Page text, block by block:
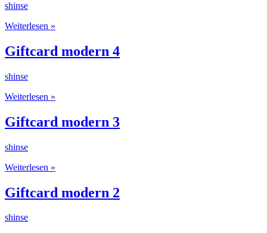
shinse
Giftcard
6
Weiterlesen »
Giftcard modern 4
shinse
Giftcard
4
Weiterlesen »
Giftcard modern 3
shinse
Giftcard
3
Weiterlesen »
Giftcard modern 2
shinse